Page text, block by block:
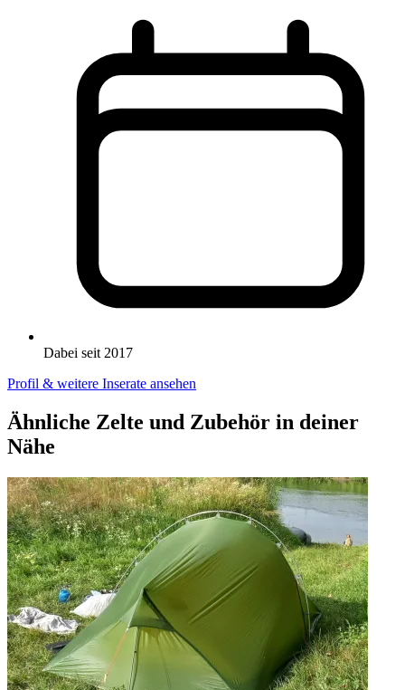
Dabei seit 2017
Profil & weitere Inserate ansehen
Ähnliche Zelte und Zubehör in deiner
Nähe